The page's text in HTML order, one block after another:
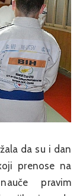
da su i dan
prenose na
pravim